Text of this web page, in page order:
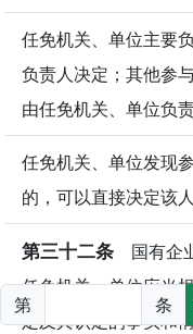
任免机关、单位主要
负责人决定；其他参
由任免机关、单位负责
任免机关、单位发现
的，可以直接决定该人
第三十二条 国有企
任免机关、单位应当
定及其认定的事实和
第 条